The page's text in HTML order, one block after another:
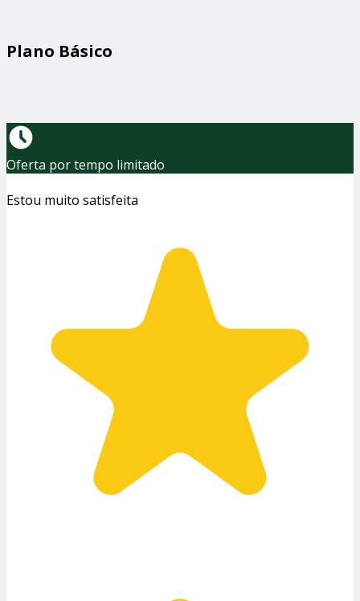
Plano Básico
Oferta por tempo limitado
Estou muito satisfeita